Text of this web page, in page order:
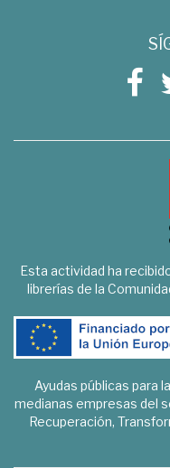
Esta actividad ha
librerías de la
Ayudas públicas para
medianas empresas del
Recuperación,